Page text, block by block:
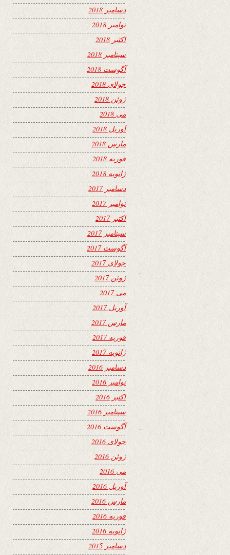
دسامبر 2018
نوامبر 2018
اکتبر 2018
سپتامبر 2018
آگوست 2018
جولای 2018
ژوئن 2018
می 2018
آوریل 2018
مارس 2018
فوریه 2018
ژانویه 2018
دسامبر 2017
نوامبر 2017
اکتبر 2017
سپتامبر 2017
آگوست 2017
جولای 2017
ژوئن 2017
می 2017
آوریل 2017
مارس 2017
فوریه 2017
ژانویه 2017
دسامبر 2016
نوامبر 2016
اکتبر 2016
سپتامبر 2016
آگوست 2016
جولای 2016
ژوئن 2016
می 2016
آوریل 2016
مارس 2016
فوریه 2016
ژانویه 2016
دسامبر 2015